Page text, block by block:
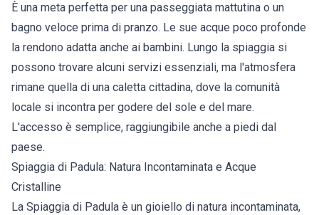
È una meta perfetta per una passeggiata mattutina o un
bagno veloce prima di pranzo. Le sue acque poco profonde
la rendono adatta anche ai bambini. Lungo la spiaggia si
possono trovare alcuni servizi essenziali, ma l'atmosfera
rimane quella di una caletta cittadina, dove la comunità
locale si incontra per godere del sole e del mare.
L'accesso è semplice, raggiungibile anche a piedi dal
paese.
Spiaggia di Padula: Natura Incontaminata e Acque
Cristalline
La Spiaggia di Padula è un gioiello di natura incontaminata,